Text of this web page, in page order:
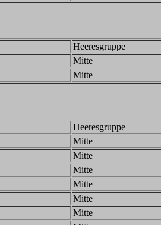
Heeresgruppe
Mitte
Mitte
Heeresgruppe
Mitte
Mitte
Mitte
Mitte
Mitte
Mitte